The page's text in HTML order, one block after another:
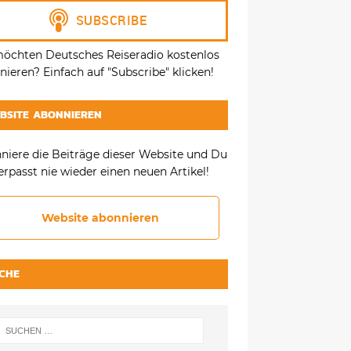
Deutsches Reiseradio kostenlos
Einfach auf "Subscribe" klicken!
ABONNIEREN
die Beiträge dieser Website und Du
nie wieder einen neuen Artikel!
Website abonnieren